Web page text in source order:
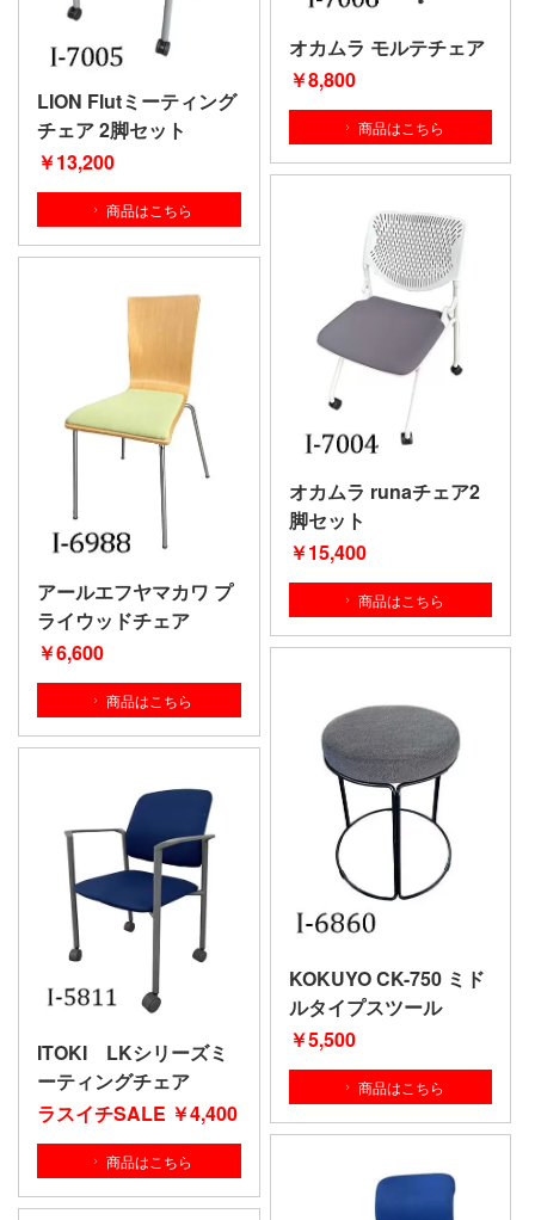
オカムラ モルテチェア
￥8,800
商品はこちら
LION Flutミーティング
チェア 2脚セット
￥13,200
商品はこちら
オカムラ runaチェア2
脚セット
￥15,400
商品はこちら
アールエフヤマカワ プ
ライウッドチェア
￥6,600
商品はこちら
KOKUYO CK-750 ミド
ルタイプスツール
￥5,500
商品はこちら
ITOKI LKシリーズミ
ーティングチェア
ラスイチSALE ￥4,400
商品はこちら